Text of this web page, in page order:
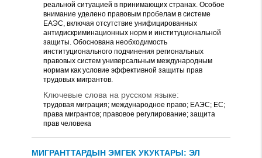
реальной ситуацией в принимающих странах. Особое
внимание уделено правовым пробелам в системе
ЕАЭС, включая отсутствие унифицированных
антидискриминационных норм и институциональной
защиты. Обоснована необходимость
институционального подчинения региональных
правовых систем универсальным международным
нормам как условие эффективной защиты прав
трудовых мигрантов.
Ключевые слова на русском языке:
трудовая миграция; международное право; ЕАЭС; ЕС;
права мигрантов; правовое регулирование; защита
прав человека
МИГРАНТТАРДЫН ЭМГЕК УКУКТАРЫ: ЭЛ